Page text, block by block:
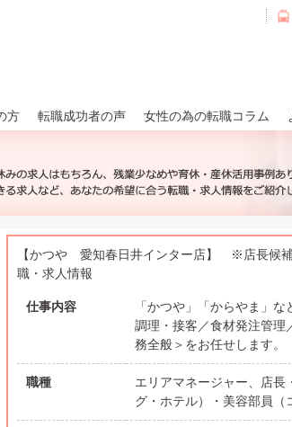
方 転職成功者の声 女性の為の転職コラム
【かつや 愛知春日井インター店】 ※店長候
職・求人情報
仕事内容
「かつや」「からやま」
調理・接客／食材発注管理
務全般＞をお任せします。
職種
エリアマネージャー、店長
グ・ホテル）・美容部員（